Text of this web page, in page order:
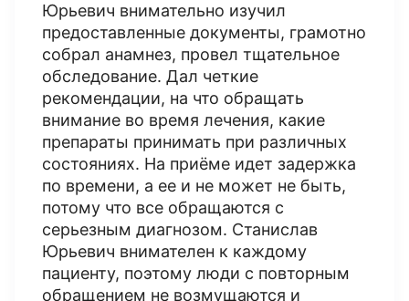
Юрьевич внимательно изучил
предоставленные документы, грамотно
собрал анамнез, провел тщательное
обследование. Дал четкие
рекомендации, на что обращать
внимание во время лечения, какие
препараты принимать при различных
состояниях. На приёме идет задержка
по времени, а ее и не может не быть,
потому что все обращаются с
серьезным диагнозом. Станислав
Юрьевич внимателен к каждому
пациенту, поэтому люди с повторным
обращением не возмущаются и